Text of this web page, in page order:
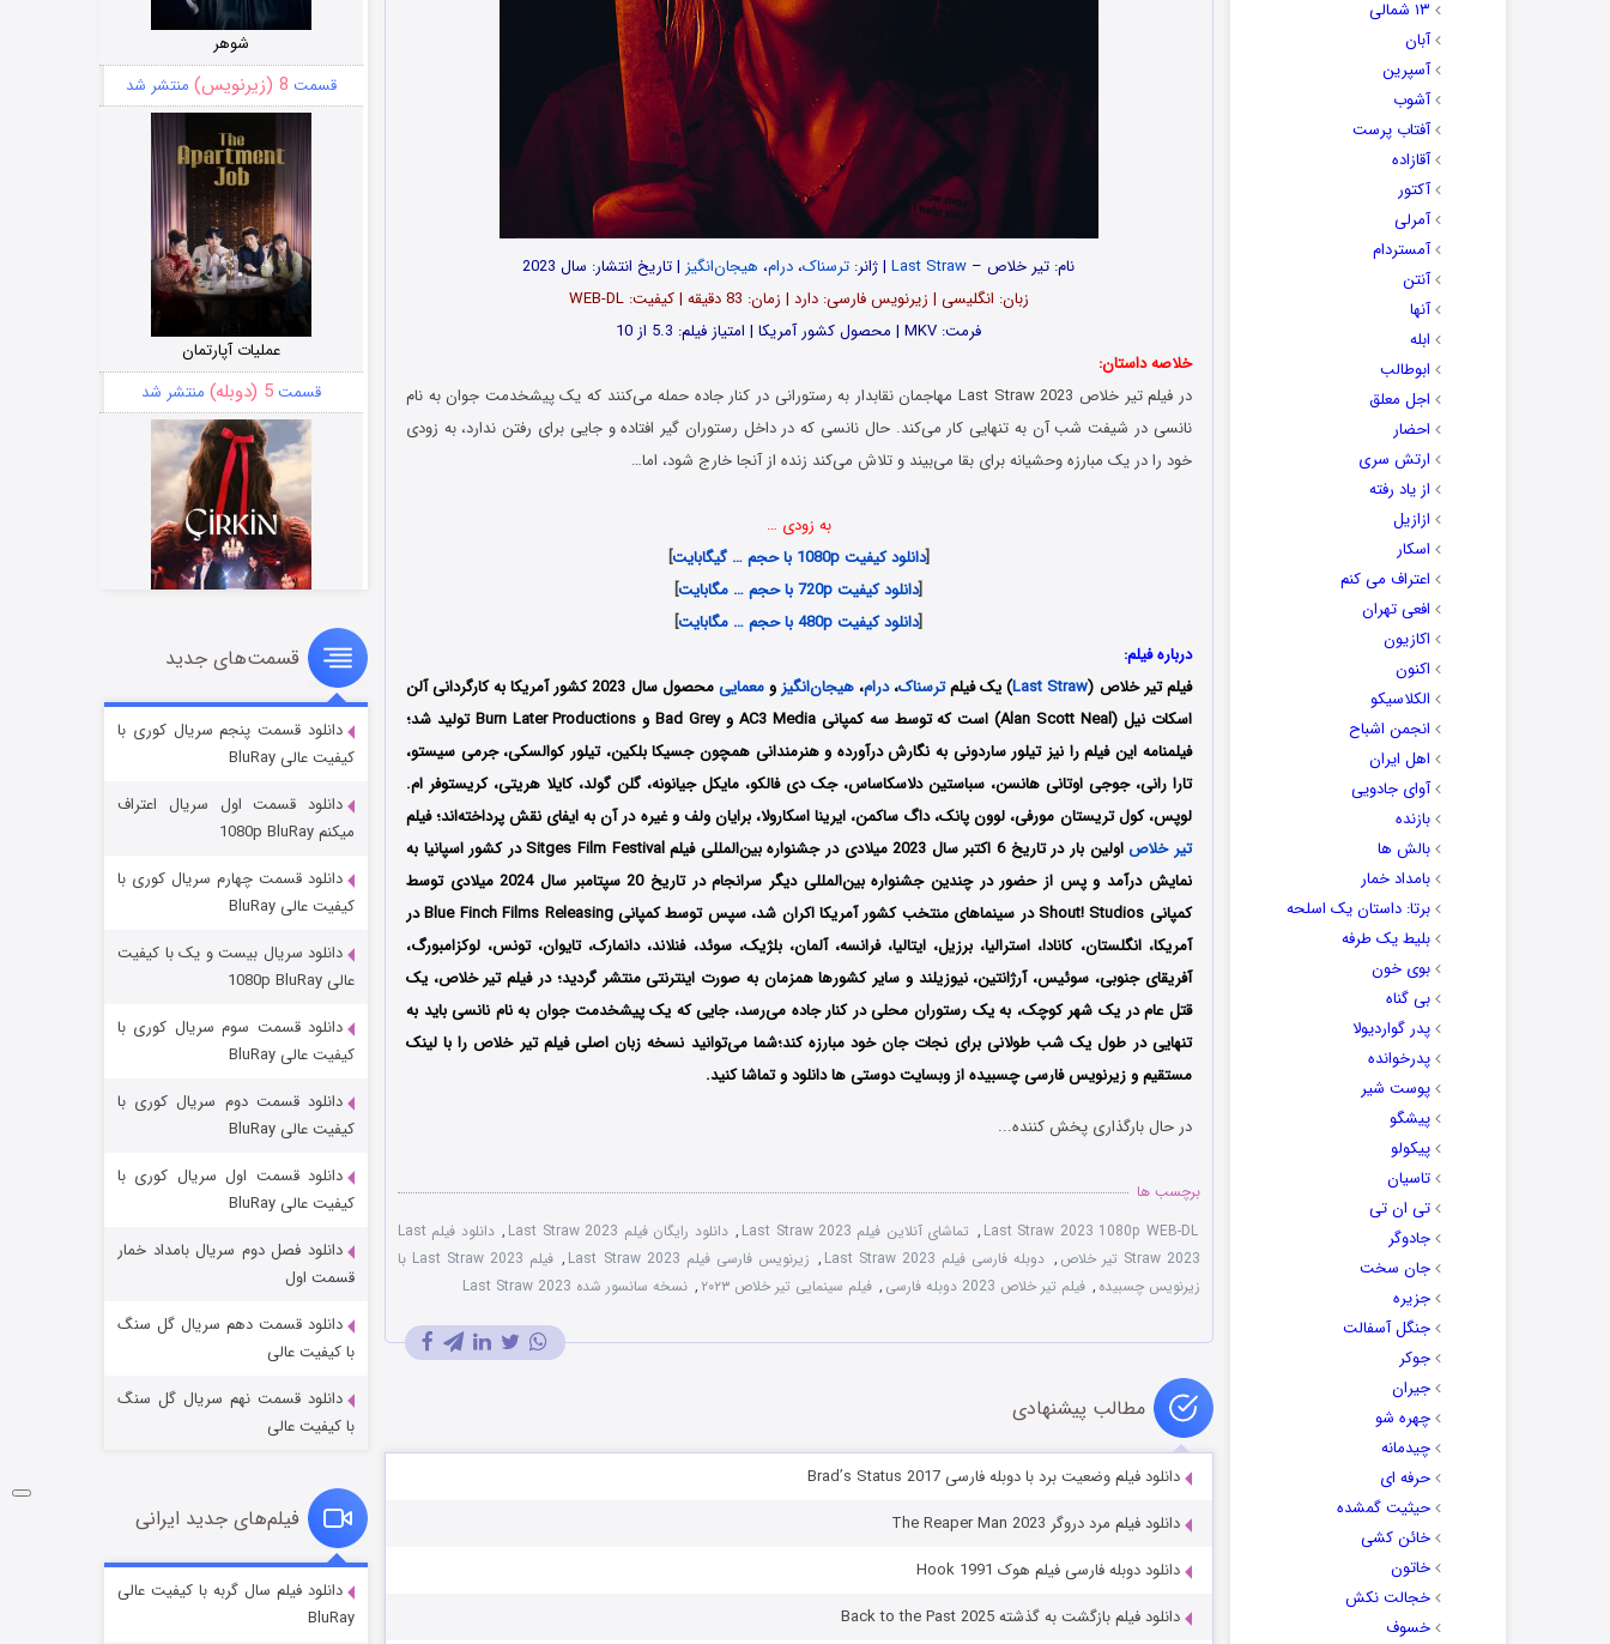
۱۳ شمالی
آبان
آسپرین
آشوب
آفتاب پرست
آقازاده
آکتور
آمرلی
آمستردام
آنتن
آنها
ابله
ابوطالب
اجل معلق
احضار
ارتش سری
از یاد رفته
ازازیل
اسکار
اعتراف می کنم
افعی تهران
اکازیون
اکنون
الکلاسیکو
انجمن اشباح
اهل ایران
آوای جادویی
بازنده
بالش ها
بامداد خمار
برتا: داستان یک اسلحه
بلیط یک‌‌ طرفه
بوی خون
بی گناه
پدر گواردیولا
پدرخوانده
پوست شیر
پیشگو
پیکولو
تاسیان
تی ان تی
جادوگر
جان سخت
جزیره
جنگل آسفالت
جوکر
جیران
چهره شو
چیدمانه
حرفه ای
حیثیت گمشده
خائن کشی
خاتون
خجالت نکش
خسوف
نام: تیر خلاص – Last Straw| ژانر: ترسناک، درام، هیجان‌انگیز | تاریخ انتشار: سال 2023
زبان: انگلیسی | زیرنویس فارسی: دارد | زمان: 83 دقیقه | کیفیت: WEB-DL
فرمت: MKV | محصول کشور آمریکا | امتیاز فیلم: 5.3 از 10
خلاصه داستان:
در فیلم تیر خلاص Last Straw 2023 مهاجمان نقابدار به رستورانی در کنار جاده حمله می‌کنند که یک پیشخدمت جوان به نام
نانسی در شیفت شب آن به تنهایی کار می‌کند. حال نانسی که در داخل رستوران گیر افتاده و جایی برای رفتن ندارد، به زودی
خود را در یک مبارزه وحشیانه برای بقا می‌بیند و تلاش می‌کند زنده از آنجا خارج شود، اما…
به زودی …
[دانلود کیفیت 1080p با حجم … گیگابایت
]
[دانلود کیفیت 720p با حجم … مگابایت
]
[دانلود کیفیت 480p با حجم … مگابایت
]
درباره فیلم:
فیلم تیر خلاص (Last Straw) یک فیلمترسناک،درام،هیجان‌انگیز ومعمایی
محصول سال 2023 کشور آمریکا به کارگردانی آلن
اسکات نیل (Alan Scott Neal) است که توسط سه کمپانی‌ AC3 Media و Bad Grey و Burn Later Productions تولید شد؛
فیلمنامه این فیلم را نیز تیلور ساردونی به نگارش درآورده و هنرمندانی همچون جسیکا بلکین، تیلور کوالسکی، جرمی سیستو،
تارا رانی، جوجی اوتانی هانسن، سباستین دلاسکاساس، جک دی فالکو، مایکل جیانونه، گلن گولد، کایلا هریتی، کریستوفر ام.
لوپس، کول تریستان مورفی، لوون پانک، داگ ساکمن، ایرینا اسکارولا، برایان ولف و غیره در آن به ایفای نقش پرداخته‌اند؛ فیلم
تیر خلاص
اولین بار در تاریخ 6 اکتبر سال 2023 میلادی در جشنواره بین‌المللی فیلم Sitges Film Festival در کشور اسپانیا به
نمایش درآمد و پس از حضور در چندین جشنواره بین‌المللی دیگر سرانجام در تاریخ 20 سپتامبر سال 2024 میلادی توسط
کمپانی Shout! Studios در سینماهای منتخب کشور آمریکا اکران شد، سپس توسط کمپانی Blue Finch Films Releasing در
آمریکا، انگلستان، کانادا، استرالیا، برزیل، ایتالیا، فرانسه، آلمان، بلژیک، سوئد، فنلاند، دانمارک، تایوان، تونس، لوکزامبورگ،
آفریقای جنوبی، سوئیس، آرژانتین، نیوزیلند و سایر کشورها همزمان به صورت اینترنتی منتشر گردید؛ در فیلم تیر خلاص، یک
قتل عام در یک شهر کوچک، به یک رستوران محلی در کنار جاده می‌رسد، جایی که یک پیشخدمت جوان به نام نانسی باید به
تنهایی در طول یک شب طولانی برای نجات جان خود مبارزه کند؛شما می‌توانید نسخه زبان اصلی فیلم تیر خلاص را با ‌لینک
مستقیم و زیرنویس فارسی چسبیده از وبسایت دوستی ها دانلود و تماشا کنید.
در حال بارگذاری پخش کننده...
برچسب ها
Last Straw 2023 1080p WEB-DL
, تماشای آنلاین فیلم Last Straw 2023 , دانلود رایگان فیلم Last Straw 2023 ,
دانلود فیلم Last
Straw 2023 تیر خلاص
, دوبله فارسی فیلم Last Straw 2023 , زیرنویس فارسی فیلم Last Straw 2023 ,
فیلم Last Straw 2023 با
زیرنویس چسبیده , فیلم تیر خلاص 2023 دوبله فارسی , فیلم سینمایی تیر خلاص ۲۰۲۳ , نسخه سانسور شده Last Straw 2023
مطالب پیشنهادی
دانلود فیلم وضعیت برد با دوبله فارسی Brad’s Status 2017
دانلود فیلم مرد دروگر The Reaper Man 2023
دانلود دوبله فارسی فیلم هوک Hook 1991
دانلود فیلم بازگشت به گذشته Back to the Past 2025
شوهر
قسمت 8 (زیرنویس) منتشر شد
عملیات آپارتمان
قسمت5 (دوبله) منتشر شد
سریال زشت
قسمت2 (زیرنویس) منتشر شد
مردگان متحرک: شهر مرده ۳
شکست استوارت در نجات جهان
قسمت 7 (زیرنویس) منتشر شد
شوگر فصل ۲
قسمت
قسمت‌های جدید
دانلود قسمت پنجم سریال کوری با
کیفیت عالی BluRay
دانلود قسمت اول سریال اعتراف
میکنم 1080p BluRay
دانلود قسمت چهارم سریال کوری با
کیفیت عالی BluRay
دانلود سریال بیست و یک با کیفیت
عالی 1080p BluRay
دانلود قسمت سوم سریال کوری با
کیفیت عالی BluRay
دانلود قسمت دوم سریال کوری با
کیفیت عالی BluRay
دانلود قسمت اول سریال کوری با
کیفیت عالی BluRay
دانلود فصل دوم سریال بامداد خمار
قسمت اول
دانلود قسمت دهم سریال گل سنگ
با کیفیت عالی
دانلود قسمت نهم سریال گل سنگ
با کیفیت عالی
فیلم‌های جدید ایرانی
دانلود فیلم سال گربه با کیفیت عالی
BluRay